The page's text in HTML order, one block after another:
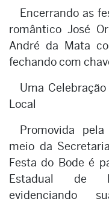
Encerrando as
romântico José
André da Mata
fechando com
Uma
Local
Promovida
meio da
Festa do Bode é
Estadual de
evidenciando